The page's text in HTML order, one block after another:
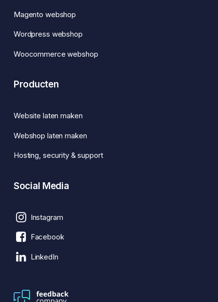
Magento webshop
Wordpress webshop
Woocommerce webshop
Producten
Website laten maken
Webshop laten maken
Hosting, security & support
Social Media
Instagram
Facebook
LinkedIn